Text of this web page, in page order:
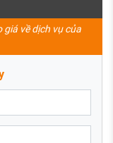
giá về dịch vụ của